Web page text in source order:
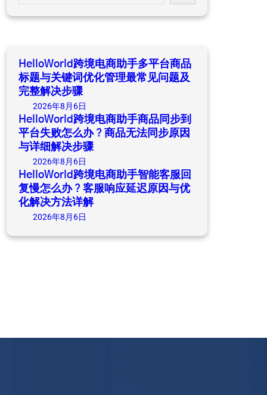
a
h
HelloWorld跨境电商助手多平台商品
标题与关键词优化管理最常见问题及
完整解决步骤
2026年8月6日
HelloWorld跨境电商助手商品同步到
平台失败怎么办？商品无法同步原因
与详细解决步骤
2026年8月6日
HelloWorld跨境电商助手智能客服回
复慢怎么办？客服响应延迟原因与优
化解决方法详解
2026年8月6日